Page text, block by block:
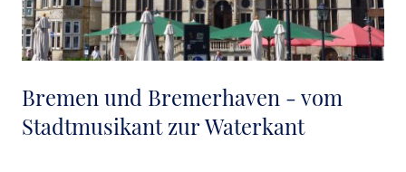
Bremen und Bremerhaven - vom
Stadtmusikant zur Waterkant